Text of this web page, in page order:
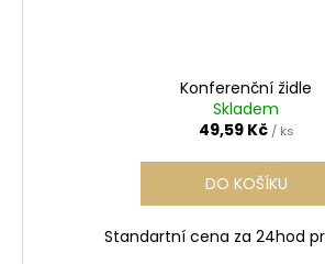
Konferenční židle
Skladem
49,59 Kč / ks
DO KOŠÍKU
Standartní cena za 24hod